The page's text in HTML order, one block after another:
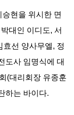
현을 위시한 면
대인 이디도, 서
효선 양사무엘, 정
도사 임명식에 대
(대리회장 유종훈
하는 바이다.